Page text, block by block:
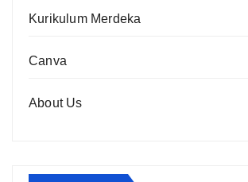
Kurikulum Merdeka
Canva
About Us